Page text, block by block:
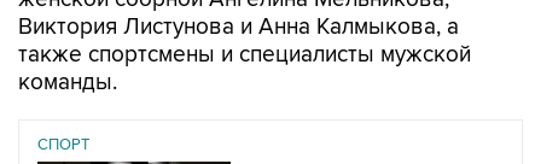
Виктория Листунова и Анна Калмыкова, а
также спортсмены и специалисты мужской
команды.
СПОРТ